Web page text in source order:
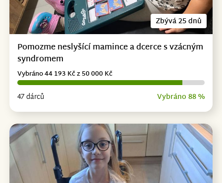
Zbývá 25 dnů
Pomozme neslyšící mamince a dcerce s vzácným
syndromem
47 dárců Vybráno 88 %
Vybráno 44 193 Kč z 50 000 Kč